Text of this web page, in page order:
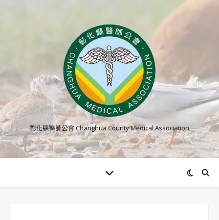
彰化縣醫師公會 Changhua County Medical Association